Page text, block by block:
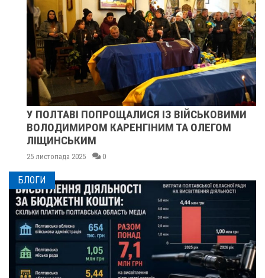
У ПОЛТАВІ ПОПРОЩАЛИСЯ ІЗ ВІЙСЬКОВИМИ
ВОЛОДИМИРОМ КАРЕНГІНИМ ТА ОЛЕГОМ
ЛІЩИНСЬКИМ
25 листопада 2025 0
БЛОГИ